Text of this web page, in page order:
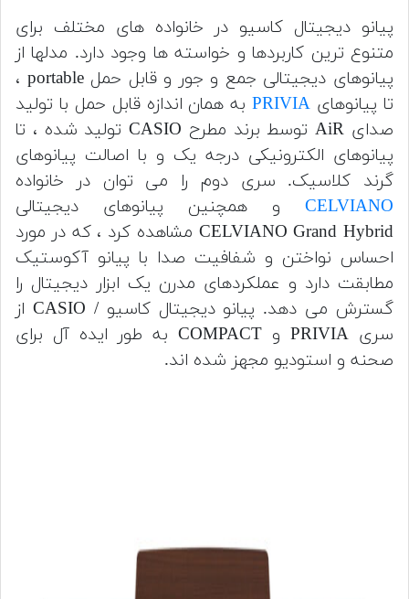
پیانو دیجیتال کاسیو در خانواده های مختلف برای
متنوع ترین کاربردها و خواسته ها وجود دارد. مدلها از
پیانوهای دیجیتالی جمع و جور و قابل حمل portable ،
تا پیانوهای PRIVIAبه همان اندازه قابل حمل با تولید
صدای AiR توسط برند مطرح CASIO تولید شده ، تا
پیانوهای الکترونیکی درجه یک و با اصالت پیانوهای
گرند کلاسیک. سری دوم را می توان در خانواده
CELVIANO و همچنین پیانوهای دیجیتالی
CELVIANO Grand Hybrid مشاهده کرد ، که در مورد
احساس نواختن و شفافیت صدا با پیانو آکوستیک
مطابقت دارد و عملکردهای مدرن یک ابزار دیجیتال را
گسترش می دهد. پیانو دیجیتال کاسیو / CASIO از
سری PRIVIA و COMPACT به طور ایده آل برای
صحنه و استودیو مجهز شده اند.